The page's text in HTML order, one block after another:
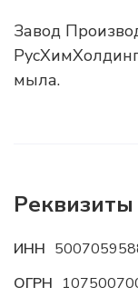
Завод
мыла.
Реквизиты
ИНН
ОГРН